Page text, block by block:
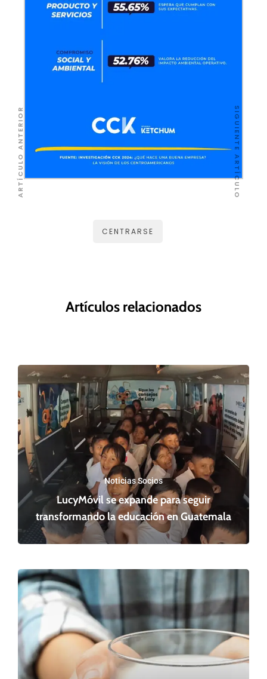
CENTRARSE
Artículos relacionados
Noticias Socios
LucyMóvil se expande para seguir
transformando la educación en Guatemala
ARTÍCULO ANTERIOR SIGUIENTE ARTÍCULO